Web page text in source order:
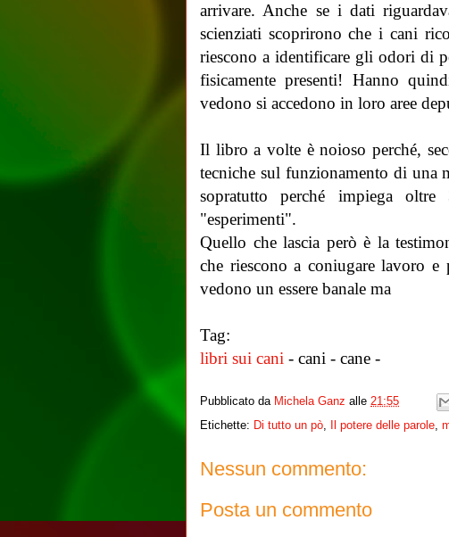
arrivare. Anche se i dati
scienziati scoprirono che i cani
riescono a identificare gli odori di
fisicamente presenti! Hanno
vedono si accedono in loro aree
Il libro a volte è noioso perché,
tecniche sul funzionamento di una
sopratutto perché impiega
"esperimenti".
Quello che lascia però è la
che riescono a coniugare lavoro e
vedono un essere banale ma
Tag:
libri sui cani - cani - cane -
Pubblicato da Michela Ganz alle 21:55
Etichette: Di tutto un pò, Il potere delle parole,
Nessun commento:
Posta un commento